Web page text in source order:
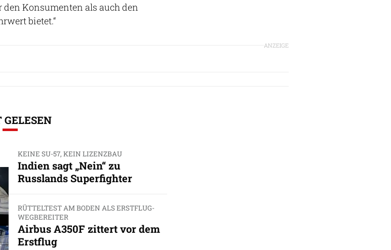
Konsumenten als auch den
bietet.“
ANZEIGE
KEINE SU-57, KEIN LIZENZBAU
Indien sagt „Nein“ zu
Russlands Superfighter
RÜTTELTEST AM BODEN ALS ERSTFLUG-
WEGBEREITER
Airbus A350F zittert vor dem
Erstflug